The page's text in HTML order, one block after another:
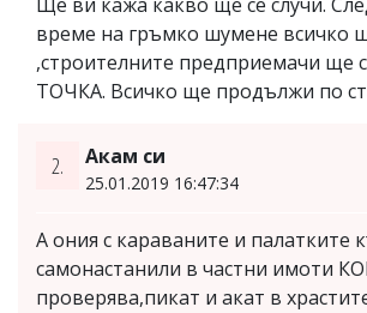
време на гръмко шумене всичко
,строителните предприемачи ще
ТОЧКА. Всичко ще продължи по
2. Акам си
25.01.2019 16:47:34
A ония с караваните и палатките
самонастанили в частни имоти
проверява,пикат и акат в